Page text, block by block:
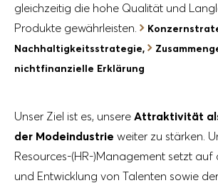
gleichzeitig die hohe Qualität und
Produkte gewährleisten.
Nachhaltigkeitsstrategie,
nichtfinanzielle Erklärung
Unser Ziel ist es, unsere Attraktivität
der Modeindustrie weiter zu stärken.
Resources-(HR-)Management setzt auf
und Entwicklung von Talenten sowie